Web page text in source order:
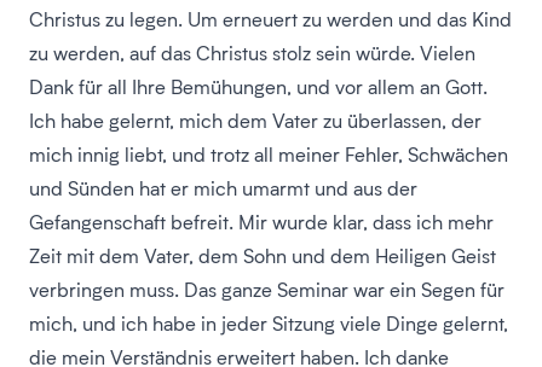
Christus zu legen. Um erneuert zu werden und das Kind
zu werden, auf das Christus stolz sein würde. Vielen
Dank für all Ihre Bemühungen, und vor allem an Gott.
Ich habe gelernt, mich dem Vater zu überlassen, der
mich innig liebt, und trotz all meiner Fehler, Schwächen
und Sünden hat er mich umarmt und aus der
Gefangenschaft befreit. Mir wurde klar, dass ich mehr
Zeit mit dem Vater, dem Sohn und dem Heiligen Geist
verbringen muss. Das ganze Seminar war ein Segen für
mich, und ich habe in jeder Sitzung viele Dinge gelernt,
die mein Verständnis erweitert haben. Ich danke